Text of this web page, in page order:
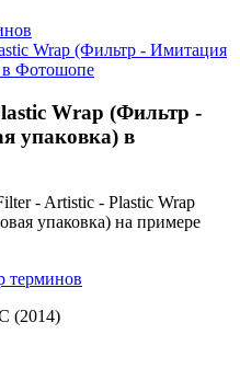
Wrap (Фильтр - Имитация
в Фотошопе
Wrap (Фильтр -
упаковка) в
- Artistic - Plastic Wrap
упаковка) на примере
терминов
(2014)